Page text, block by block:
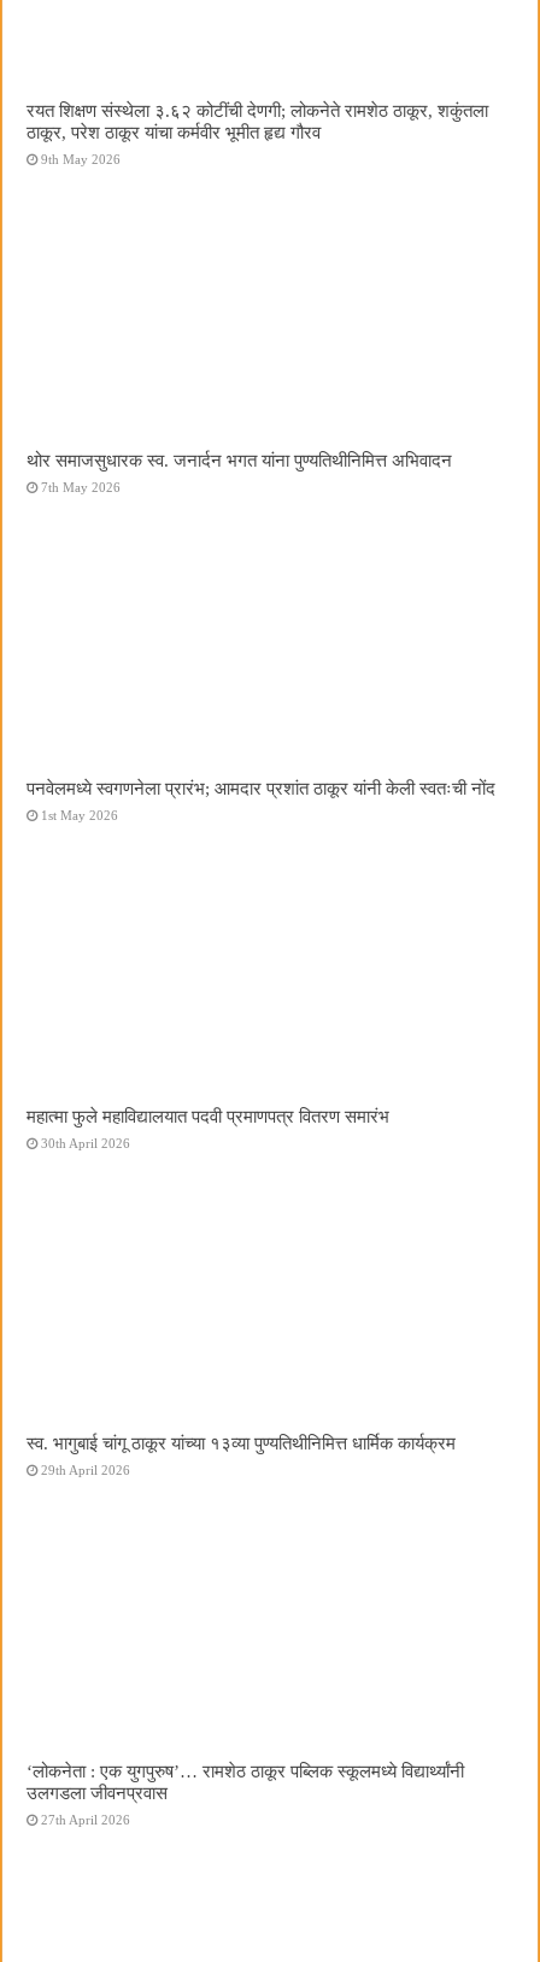
रयत शिक्षण संस्थेला ३.६२ कोटींची देणगी; लोकनेते रामशेठ ठाकूर, शकुंतला
ठाकूर, परेश ठाकूर यांचा कर्मवीर भूमीत हृद्य गौरव
9th May 2026
थोर समाजसुधारक स्व. जनार्दन भगत यांना पुण्यतिथीनिमित्त अभिवादन
7th May 2026
पनवेलमध्ये स्वगणनेला प्रारंभ; आमदार प्रशांत ठाकूर यांनी केली स्वतःची नोंद
1st May 2026
महात्मा फुले महाविद्यालयात पदवी प्रमाणपत्र वितरण समारंभ
30th April 2026
स्व. भागुबाई चांगू ठाकूर यांच्या १३व्या पुण्यतिथीनिमित्त धार्मिक कार्यक्रम
29th April 2026
‌‘लोकनेता : एक युगपुरुष‌’… रामशेठ ठाकूर पब्लिक स्कूलमध्ये विद्यार्थ्यांनी
उलगडला जीवनप्रवास
27th April 2026